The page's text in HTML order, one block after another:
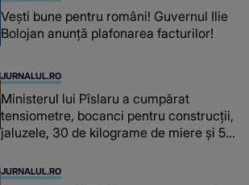
Vești bune pentru români! Guvernul Ilie
Bolojan anunță plafonarea facturilor!
JURNALUL.RO
Ministerul lui Pîslaru a cumpărat
tensiometre, bocanci pentru construcții,
jaluzele, 30 de kilograme de miere și 50
JURNALUL.RO